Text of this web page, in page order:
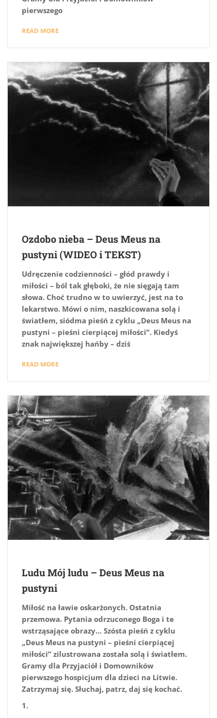
pierwszego
READ MORE
Ozdobo nieba – Deus Meus na
pustyni (WIDEO i TEKST)
Udręczenie codzienności – głód prawdy i
miłości – ból tak głęboki, że nie sięgają tam
słowa. Choć trudno w to uwierzyć, jest na to
lekarstwo. Mówi o nim, naszkicowana solą i
światłem, siódma pieśń z cyklu „Deus Meus na
pustyni – pieśni cierpiącej miłości”. Kiedyś
znak największej hańby – dziś
READ MORE
Ludu Mój ludu – Deus Meus na
pustyni
Miłość na ławie oskarżonych. Ostatnia
przemowa. Pytania odrzuconego Boga i te
wstrząsające obrazy… Szósta pieśń z cyklu
„Deus Meus na pustyni – pieśni cierpiącej
miłości” zilustrowana została solą i światłem.
Gramy dla Przyjaciół i Domowników
pierwszego hospicjum dla dzieci na Litwie.
Zatrzymaj się. Słuchaj, patrz, daj się kochać.
1.